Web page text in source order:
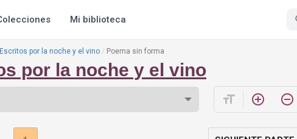
Mi biblioteca
por la noche y el vino Poema sin forma
por la noche y el vino
format_size add_circle_outline remove_circle_outline